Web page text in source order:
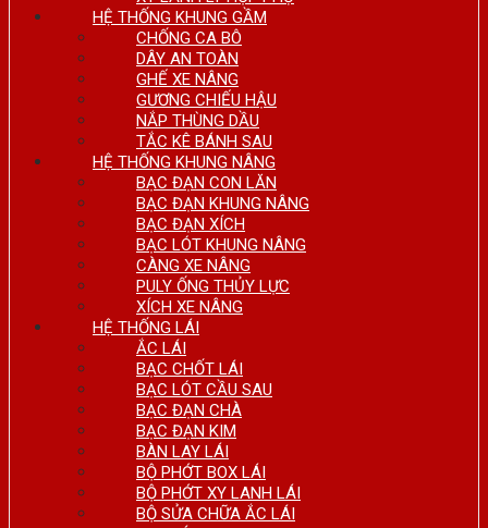
HỆ THỐNG KHUNG GẦM
CHỐNG CA BÔ
DÂY AN TOÀN
GHẾ XE NÂNG
GƯƠNG CHIẾU HẬU
NẮP THÙNG DẦU
TẮC KÊ BÁNH SAU
HỆ THỐNG KHUNG NÂNG
BẠC ĐẠN CON LĂN
BẠC ĐẠN KHUNG NÂNG
BẠC ĐẠN XÍCH
BẠC LÓT KHUNG NÂNG
CÀNG XE NÂNG
PULY ỐNG THỦY LỰC
XÍCH XE NÂNG
HỆ THỐNG LÁI
ẮC LÁI
BẠC CHỐT LÁI
BẠC LÓT CẦU SAU
BẠC ĐẠN CHÀ
BẠC ĐẠN KIM
BÀN LAY LÁI
BỘ PHỚT BOX LÁI
BỘ PHỚT XY LANH LÁI
BỘ SỬA CHỮA ẮC LÁI